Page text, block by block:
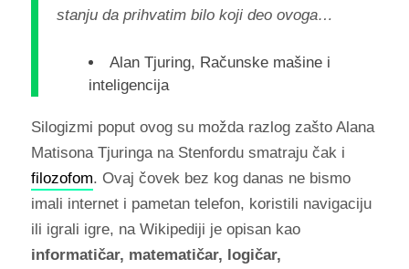
stanju da prihvatim bilo koji deo ovoga…
Alan Tjuring, Računske mašine i
inteligencija
Silogizmi poput ovog su možda razlog zašto Alana
Matisona Tjuringa na Stenfordu smatraju čak i
filozofom. Ovaj čovek bez kog danas ne bismo
imali internet i pametan telefon, koristili navigaciju
ili igrali igre, na Wikipediji je opisan kao
informatičar, matematičar, logičar,